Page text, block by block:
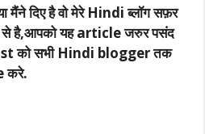
मैंने दिए है वो मेरे Hindi ब्लॉग सफ़र
से है,आपको यह article जरुर पसंद
को सभी Hindi blogger तक
करे.